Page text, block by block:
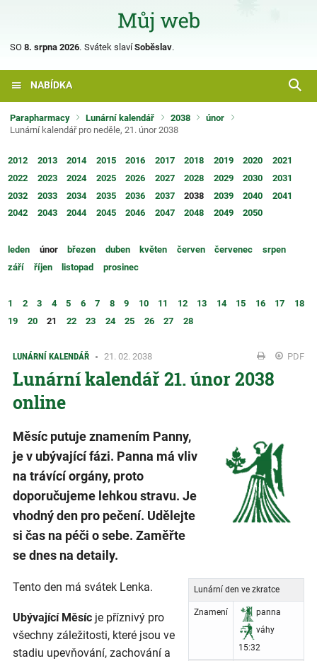
SO 8. srpna 2026. Svátek slavíSoběslav.
NABÍDKA
Parapharmacy Lunární kalendář 2038
únor
Lunární kalendář pro neděle, 21. únor 2038
2012 2013 2014 2015 2016 2017 2018 2019 2020
2021
2022
2023 2024 2025 2026 2027 2028 2029 2030
2031
2032
2033 2034 2035 2036 2037 2038 2039 2040
2041
2042
2043 2044 2045 2046 2047 2048 2049 2050
leden únor březen duben květen červen červenec
srpen
září
říjen listopad prosinec
1 2 3 4 5 6 7 8 9 10 11 12 13 14 15 16 17
18
19
20 21 22 23 24 25 26 27 28
LUNÁRNÍ KALENDÁŘ 21. 02. 2038 PDF
Lunární kalendář 21. únor 2038
online
Měsíc putuje znamením Panny,
je v ubývající fázi. Panna má vliv
na trávící orgány, proto
doporučujeme lehkou stravu. Je
vhodný den pro pečení. Udělejte
si čas na péči o sebe. Zaměřte
se dnes na detaily.
Tento den má svátek Lenka. Lunární den ve zkratce
Znamení
panna
váhy
15:32
Ubývající Měsíc je příznivý pro
všechny záležitosti, které jsou ve
stadiu upevňování, zachování a